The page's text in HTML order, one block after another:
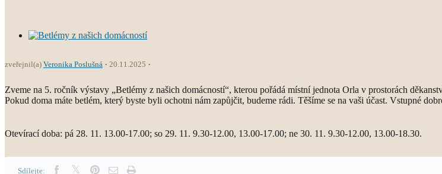
zveřejnil(a) Veronika Poslušná 20.11.2025
Zveme na 5. ročník výstavy „Betlémy z našich domácností“, kterou pořádá místní jednota Orla v prostorách
Pokud doma máte betlém, který byste byli ochotni nám zapůjčit, budeme rádi. Těšíme se na vaši účast. Vstupné
Otevírací doba: pá 28. 11. 13.00-17.00; so 29. 11. 9.30-12.00, 13.00-17.00; ne 30. 11. 9.30-12.00, 13.00-18.30.
Sdílejte: